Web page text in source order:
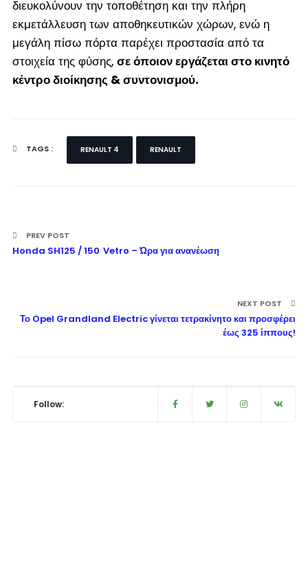
διευκολύνουν την τοποθέτηση και την πλήρη
εκμετάλλευση των αποθηκευτικών χώρων, ενώ η
μεγάλη πίσω πόρτα παρέχει προστασία από τα
στοιχεία της φύσης, σε όποιον εργάζεται στο κινητό
κέντρο διοίκησης & συντονισμού.
TAGS : RENAULT 4 RENAULT
PREV POST
Honda SH125 / 150 Vetro – Ώρα για ανανέωση
NEXT POST
Το Opel Grandland Electric γίνεται τετρακίνητο και προσφέρει
έως 325 ίππους!
Follow: